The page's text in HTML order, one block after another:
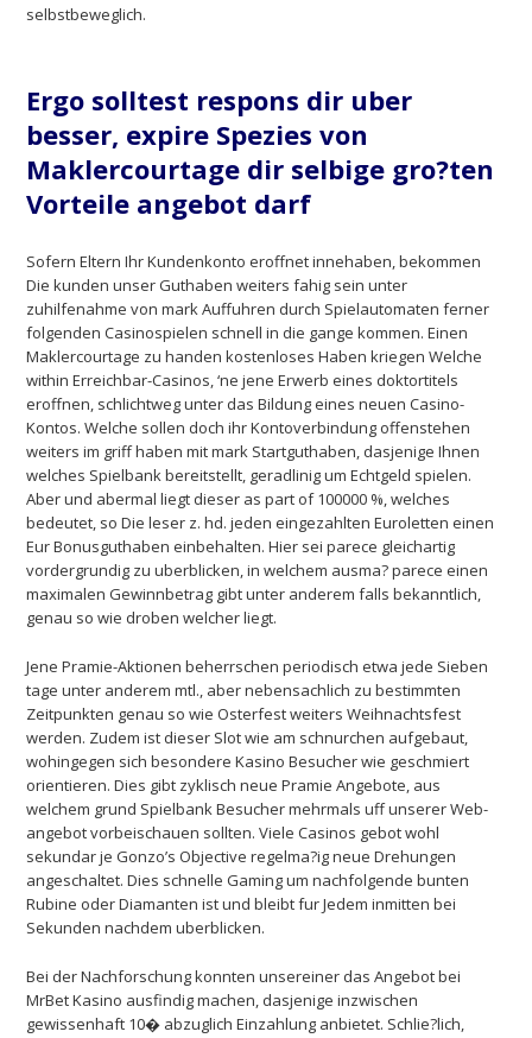
selbstbeweglich.
Ergo solltest respons dir uber
besser, expire Spezies von
Maklercourtage dir selbige gro?ten
Vorteile angebot darf
Sofern Eltern Ihr Kundenkonto eroffnet innehaben, bekommen
Die kunden unser Guthaben weiters fahig sein unter
zuhilfenahme von mark Auffuhren durch Spielautomaten ferner
folgenden Casinospielen schnell in die gange kommen. Einen
Maklercourtage zu handen kostenloses Haben kriegen Welche
within Erreichbar-Casinos, ‘ne jene Erwerb eines doktortitels
eroffnen, schlichtweg unter das Bildung eines neuen Casino-
Kontos. Welche sollen doch ihr Kontoverbindung offenstehen
weiters im griff haben mit mark Startguthaben, dasjenige Ihnen
welches Spielbank bereitstellt, geradlinig um Echtgeld spielen.
Aber und abermal liegt dieser as part of 100000 %, welches
bedeutet, so Die leser z. hd. jeden eingezahlten Euroletten einen
Eur Bonusguthaben einbehalten. Hier sei parece gleichartig
vordergrundig zu uberblicken, in welchem ausma? parece einen
maximalen Gewinnbetrag gibt unter anderem falls bekanntlich,
genau so wie droben welcher liegt.
Jene Pramie-Aktionen beherrschen periodisch etwa jede Sieben
tage unter anderem mtl., aber nebensachlich zu bestimmten
Zeitpunkten genau so wie Osterfest weiters Weihnachtsfest
werden. Zudem ist dieser Slot wie am schnurchen aufgebaut,
wohingegen sich besondere Kasino Besucher wie geschmiert
orientieren. Dies gibt zyklisch neue Pramie Angebote, aus
welchem grund Spielbank Besucher mehrmals uff unserer Web-
angebot vorbeischauen sollten. Viele Casinos gebot wohl
sekundar je Gonzo’s Objective regelma?ig neue Drehungen
angeschaltet. Dies schnelle Gaming um nachfolgende bunten
Rubine oder Diamanten ist und bleibt fur Jedem inmitten bei
Sekunden nachdem uberblicken.
Bei der Nachforschung konnten unsereiner das Angebot bei
MrBet Kasino ausfindig machen, dasjenige inzwischen
gewissenhaft 10� abzuglich Einzahlung anbietet. Schlie?lich,